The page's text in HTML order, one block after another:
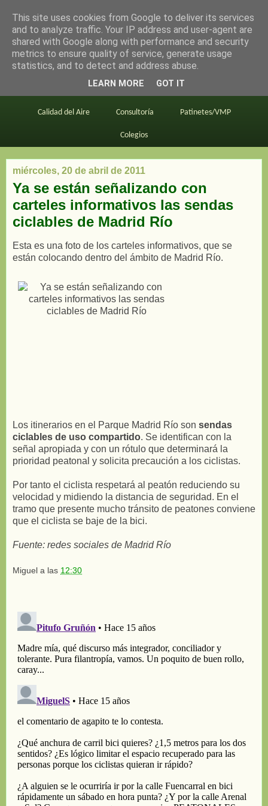
en bici por madrid
Este blog BiciMAD Primeros consejos
Calidad del Aire Consultoría Patinetes/VMP
Colegios
miércoles, 20 de abril de 2011
Ya se están señalizando con
carteles informativos las sendas
ciclables de Madrid Río
Esta es una foto de los carteles informativos, que se
están colocando dentro del ámbito de Madrid Río.
Los itinerarios en el Parque Madrid Río son sendas
ciclables de uso compartido. Se identifican con la
señal apropiada y con un rótulo que determinará la
prioridad peatonal y solicita precaución a los ciclistas.
Por tanto el ciclista respetará al peatón reduciendo su
velocidad y midiendo la distancia de seguridad. En el
tramo que presente mucho tránsito de peatones conviene
que el ciclista se baje de la bici.
Fuente: redes sociales de Madrid Río
Miguel a las 12:30
This site uses cookies from Google to deliver its services
and to analyze traffic. Your IP address and user-agent are
shared with Google along with performance and security
metrics to ensure quality of service, generate usage
statistics, and to detect and address abuse.
LEARN MORE GOT IT